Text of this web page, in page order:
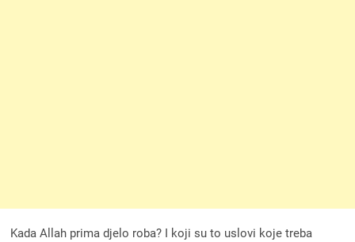
Kada Allah prima djelo roba? I koji su to uslovi koje treba